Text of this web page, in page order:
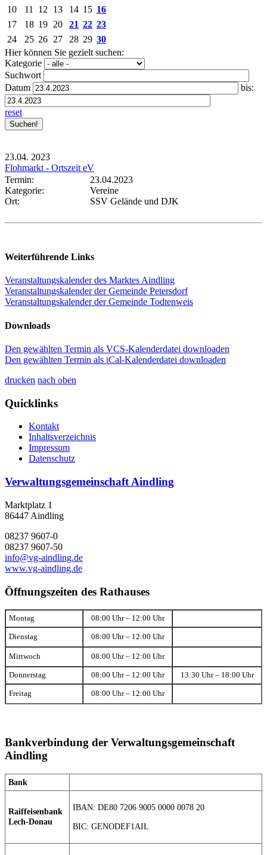
10
11 12 13 14 15 16
17
18 19 20 21 22 23
24
25 26 27 28 29 30
Hier können Sie gezielt suchen:
Kategorie
Suchwort
Datum
bis:
reset
23.04. 2023
Flohmarkt - Ortszeit eV
Termin:
23.04.2023
Kategorie:
Vereine
Ort:
SSV Gelände und DJK
Weiterführende Links
Veranstaltungskalender des Marktes Aindling
Veranstaltungskalender der Gemeinde Petersdorf
Veranstaltungskalender der Gemeinde Todtenweis
Downloads
Den gewählten Termin als VCS-Kalenderdatei downloaden
Den gewählten Termin als iCal-Kalenderdatei downloaden
drucken nach oben
Quicklinks
Kontakt
Inhaltsverzeichnis
Impressum
Datenschutz
Verwaltungsgemeinschaft Aindling
Marktplatz 1
86447 Aindling
08237 9607-0
08237 9607-50
info@vg-aindling.de
www.vg-aindling.de
Öffnungszeiten des Rathauses
Montag 08:00 Uhr – 12:00 Uhr
Dienstag 08:00 Uhr – 12:00 Uhr
Mittwoch 08:00 Uhr – 12:00 Uhr
Donnerstag 08:00 Uhr – 12:00 Uhr 13:30 Uhr – 18:00 Uhr
Freitag 08:00 Uhr – 12:00 Uhr
Bankverbindung der Verwaltungsgemeinschaft
Aindling
Bank
Raiffeisenbank
Lech-Donau
IBAN: DE80 7206 9005 0000 0078 20
BIC: GENODEF1AIL